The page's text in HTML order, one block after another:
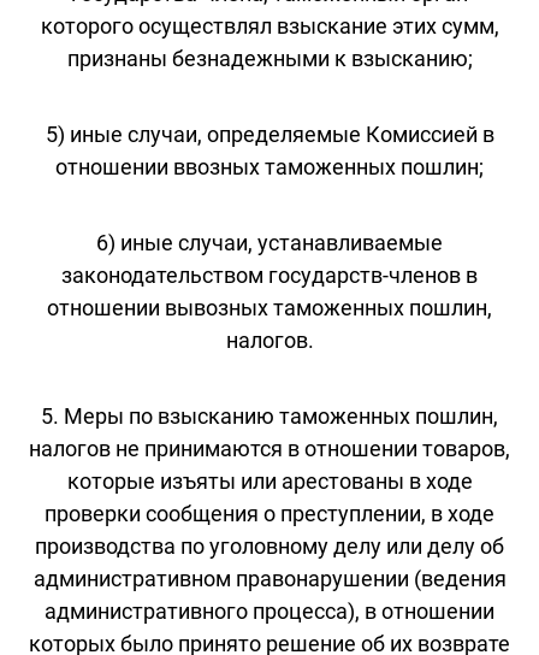
которого осуществлял взыскание этих сумм,
признаны безнадежными к взысканию;
5) иные случаи, определяемые Комиссией в
отношении ввозных таможенных пошлин;
6) иные случаи, устанавливаемые
законодательством государств-членов в
отношении вывозных таможенных пошлин,
налогов.
5. Меры по взысканию таможенных пошлин,
налогов не принимаются в отношении товаров,
которые изъяты или арестованы в ходе
проверки сообщения о преступлении, в ходе
производства по уголовному делу или делу об
административном правонарушении (ведения
административного процесса), в отношении
которых было принято решение об их возврате